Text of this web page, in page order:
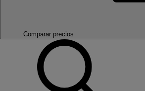
Comparar precios